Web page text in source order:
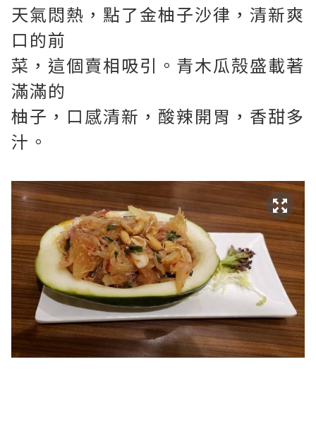
天氣悶熱，點了金柚子沙律，清新爽
口的前
菜，這個賣相吸引。青木瓜殻盛載著
滿滿的
柚子，口感清新，酸辣開胃，香甜多
汁。